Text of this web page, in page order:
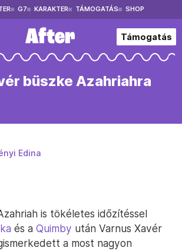
G7 KARAKTER TÁMOGATÁS SHOP
Támogatás
büszke Azahriahra
Edina
is tökéletes időzítéssel
és a Quimby után Varnus Xavér
a most nagyon